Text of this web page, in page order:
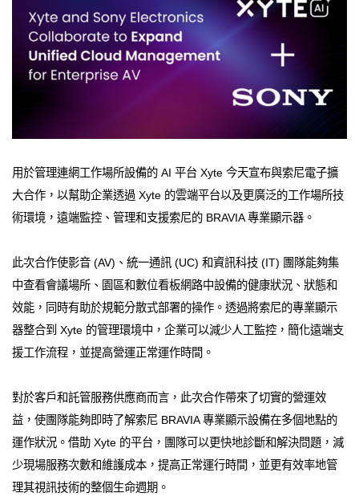
用於管理連網工作場所設備的 AI 平台 Xyte 今天宣布與索尼電子擴
大合作，以幫助企業透過 Xyte 的雲端平台以及更廣泛的工作場所技
術環境，遠端監控、管理和支援索尼的 BRAVIA 專業顯示器。
此次合作使影音 (AV)、統一通訊 (UC) 和資訊科技 (IT) 團隊能夠集
中查看會議場所、園區和數位看板網路中設備的健康狀況、狀態和
效能，同時有助於規範分散式部署的操作。透過將索尼的專業顯示
器整合到 Xyte 的管理環境中，企業可以減少人工監控，簡化遠端支
援工作流程，並提高營運正常運作時間。
對於客戶和託管服務供應商而言，此次合作帶來了切實的營運效
益，使團隊能夠即時了解索尼 BRAVIA 專業顯示設備在多個地點的
運作狀況。借助 Xyte 的平台，團隊可以更快地診斷和解決問題，減
少現場服務次數和維護成本，提高正常運行時間，並更有效率地管
理其視訊技術的整個生命週期。